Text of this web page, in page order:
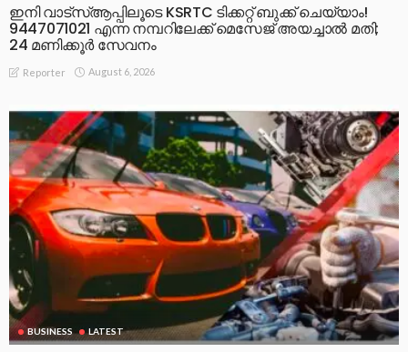
ഇനി വാട്‌സ്ആപ്പിലൂടെ KSRTC ടിക്കറ്റ് ബുക്ക് ചെയ്യാം!
9447071021 എന്ന നമ്പറിലേക്ക് മെസേജ് അയച്ചാൽ മതി;
24 മണിക്കൂർ സേവനം
Reporter August 6, 2026
BUSINESS LATEST